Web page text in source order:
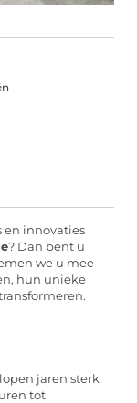
en innovaties
? Dan bent u
we u mee
hun unieke
jaren sterk
tot